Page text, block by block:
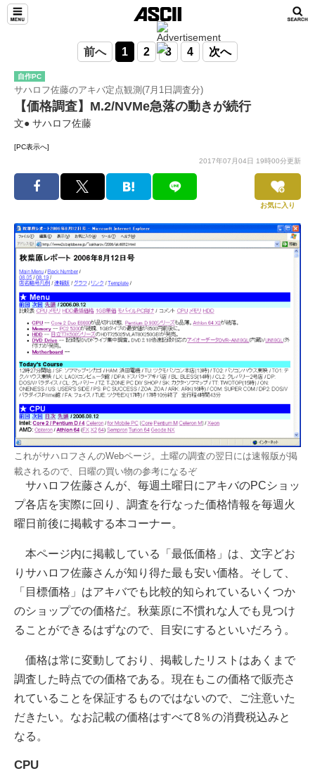
前へ 1 2 3 4 次へ
自作PC
サハロフ佐藤のアキバ定点観測(7月1日調査分)
【価格調査】M.2/NVMe急落の動きが続行
文● サハロフ佐藤
[PC表示へ]
2017年07月04日 19時00分更新
お気に入り
これがサハロフさんのWebページ。土曜の調査の翌日には速報版が掲
載されるので、日曜の買い物の参考になるぞ
サハロフ佐藤さんが、毎週土曜日にアキバのPCショッ
プ各店を実際に回り、調査を行なった価格情報を毎週火
曜日前後に掲載する本コーナー。
本ページ内に掲載している「最低価格」は、文字どお
りサハロフ佐藤さんが知り得た最も安い価格。そして、
「目標価格」はアキバでも比較的知られているいくつか
のショップでの価格だ。秋葉原に不慣れな人でも見つけ
ることができるはずなので、目安にするといいだろう。
価格は常に変動しており、掲載したリストはあくまで
調査した時点での価格である。現在もこの価格で販売さ
れていることを保証するものではないので、ご注意いた
だきたい。なお記載の価格はすべて8％の消費税込みと
なる。
CPU